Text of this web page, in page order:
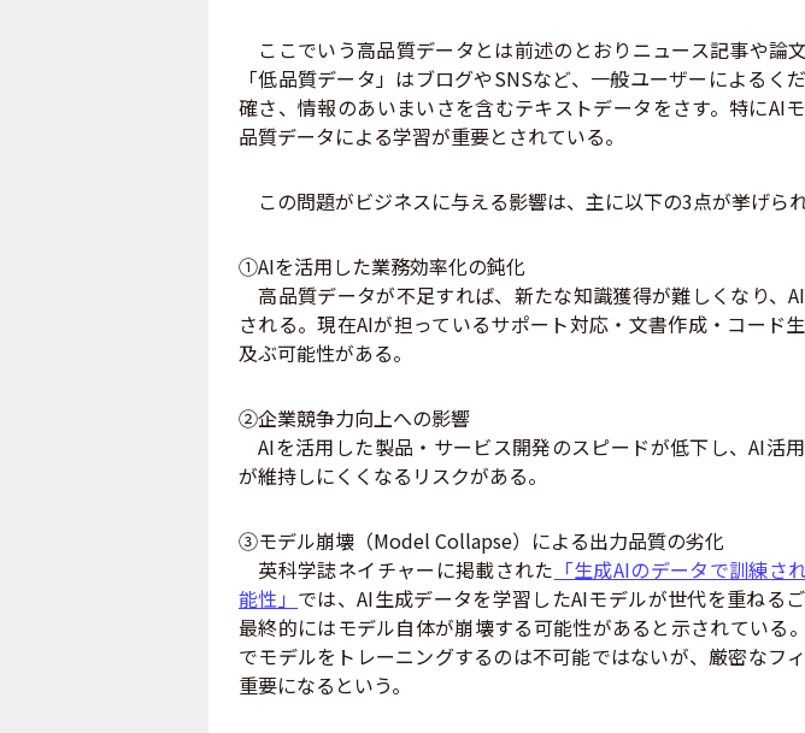
ここでいう高品質データとは前述のとおりニュース記事や論
「低品質データ」はブログやSNSなど、一般ユーザーによるく
確さ、情報のあいまいさを含むテキストデータをさす。特にAI
品質データによる学習が重要とされている。
この問題がビジネスに与える影響は、主に以下の3点が挙げられ
①AIを活用した業務効率化の鈍化
高品質データが不足すれば、新たな知識獲得が難しくなり、
される。現在AIが担っているサポート対応・文書作成・コード
及ぶ可能性がある。
②企業競争力向上への影響
AIを活用した製品・サービス開発のスピードが低下し、AI活
が維持しにくくなるリスクがある。
③モデル崩壊（Model Collapse）による出力品質の劣化
英科学誌ネイチャーに掲載された 「生成AIのデータで訓練さ
能性」 では、AI生成データを学習したAIモデルが世代を重ねる
最終的にはモデル自体が崩壊する可能性があると示されている
でモデルをトレーニングするのは不可能ではないが、厳密なフ
重要になるという。